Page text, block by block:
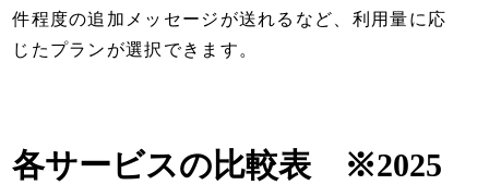
件程度の追加メッセージが送れるなど、利用量に応
じたプランが選択できます。
各サービスの比較表
※2025